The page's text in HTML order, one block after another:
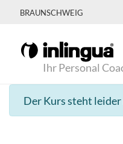
BRAUNSCHWEIG
Ihr Personal
Der Kurs steht